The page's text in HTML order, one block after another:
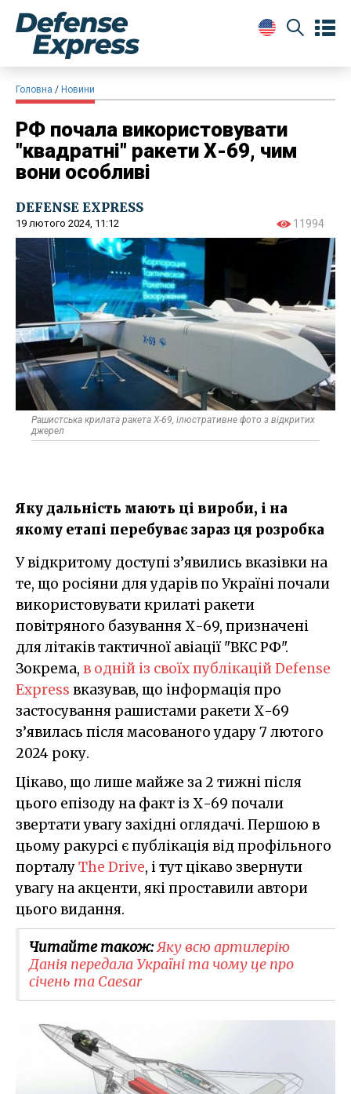
Головна Новини
РФ почала використовувати
"квадратні" ракети Х-69, чим
вони особливі
DEFENSE EXPRESS
19 лютого 2024, 11:12 11994
Рашистська крилата ракета Х-69, ілюстративне фото з відкритих
джерел
Яку дальність мають ці вироби, і на
якому етапі перебуває зараз ця розробка
У відкритому доступі з’явились вказівки на
те, що росіяни для ударів по Україні почали
використовувати крилаті ракети
повітряного базування Х-69, призначені
для літаків тактичної авіації "ВКС РФ".
Зокрема, в одній із своїх публікацій Defense
Express вказував, що інформація про
застосування рашистами ракети Х-69
з’явилась після масованого удару 7 лютого
2024 року.
Цікаво, що лише майже за 2 тижні після
цього епізоду на факт із Х-69 почали
звертати увагу західні оглядачі. Першою в
цьому ракурсі є публікація від профільного
порталуThe Drive, і тут цікаво звернути
увагу на акценти, які проставили автори
цього видання.
Читайте також:Яку всю артилерію
Данія передала Україні та чому це про
січень та Caesar